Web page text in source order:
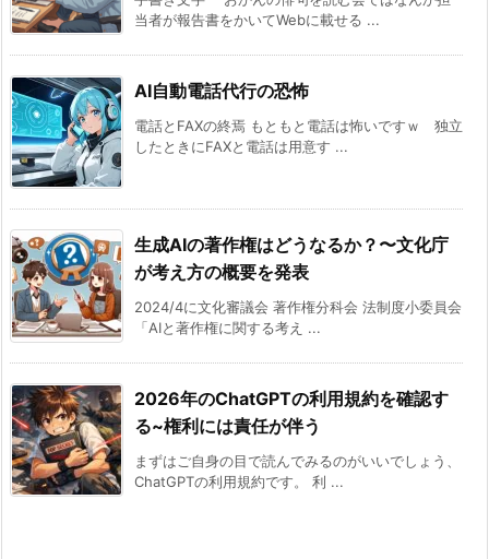
当者が報告書をかいてWebに載せる ...
AI自動電話代行の恐怖
電話とFAXの終焉 もともと電話は怖いですｗ 独立
したときにFAXと電話は用意す ...
生成AIの著作権はどうなるか？〜文化庁
が考え方の概要を発表
2024/4に文化審議会 著作権分科会 法制度小委員会
「AIと著作権に関する考え ...
2026年のChatGPTの利用規約を確認す
る~権利には責任が伴う
まずはご自身の目で読んでみるのがいいでしょう、
ChatGPTの利用規約です。 利 ...